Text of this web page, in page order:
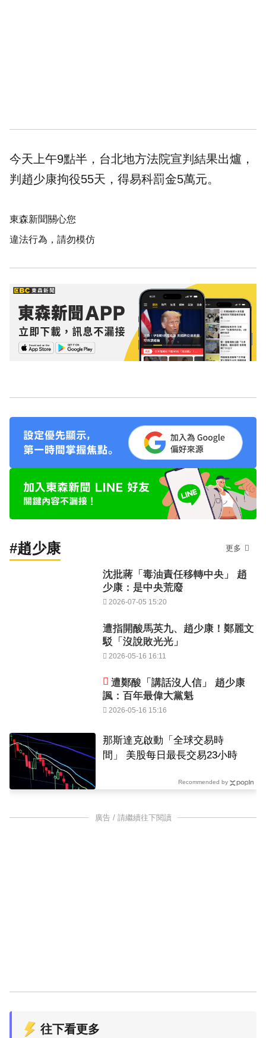
今天上午9點半，台北地方法院宣判結果出爐，
判趙少康拘役55天，得易科罰金5萬元。
東森新聞關心您
違法行為，請勿模仿
#趙少康 更多
沈批蔣「毒油責任移轉中央」 趙
少康：是中央荒廢
2026-07-05 15:20
遭指開酸馬英九、趙少康！鄭麗文
駁「沒說敗光光」
2026-05-16 16:11
遭鄭酸「講話沒人信」 趙少康
諷：百年最偉大黨魁
2026-05-16 15:16
那斯達克啟動「全球交易時
間」 美股每日最長交易23小時
Recommended by
廣告 / 請繼續往下閱讀
往下看更多